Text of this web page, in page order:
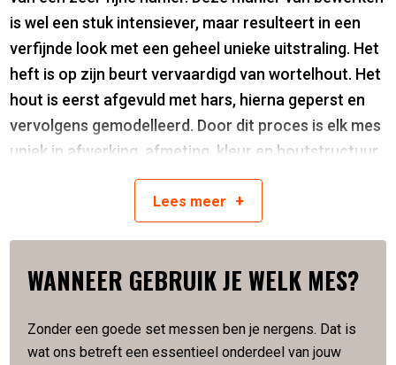
is wel een stuk intensiever, maar resulteert in een
verfijnde look met een geheel unieke uitstraling. Het
heft is op zijn beurt vervaardigd van wortelhout. Het
hout is eerst afgevuld met hars, hierna geperst en
vervolgens gemodelleerd. Door dit proces is elk mes
uniek in afwerking, afmeting, kleur en houtstructuur.
Vervaardigd van Japans VG10 staal
Hardheid van 60 Rockwell
Lemmetdikte is 2 mm
Slijphoek van 22 graden
Verpakt in een luxe houten kistje
Lees meer +
WANNEER GEBRUIK JE WELK MES?
Zonder een goede set messen ben je nergens. Dat is
wat ons betreft een essentieel onderdeel van jouw